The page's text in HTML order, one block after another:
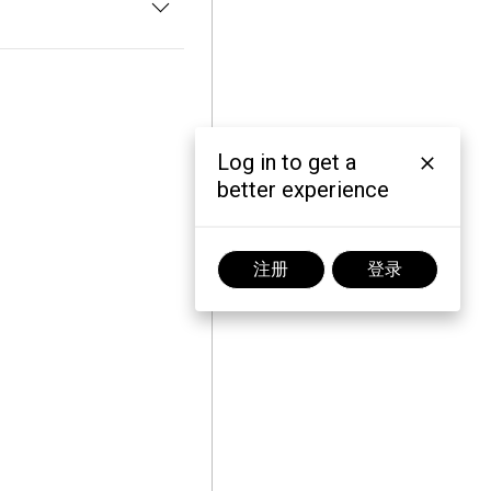
Log in to get a
better experience
注册 登录